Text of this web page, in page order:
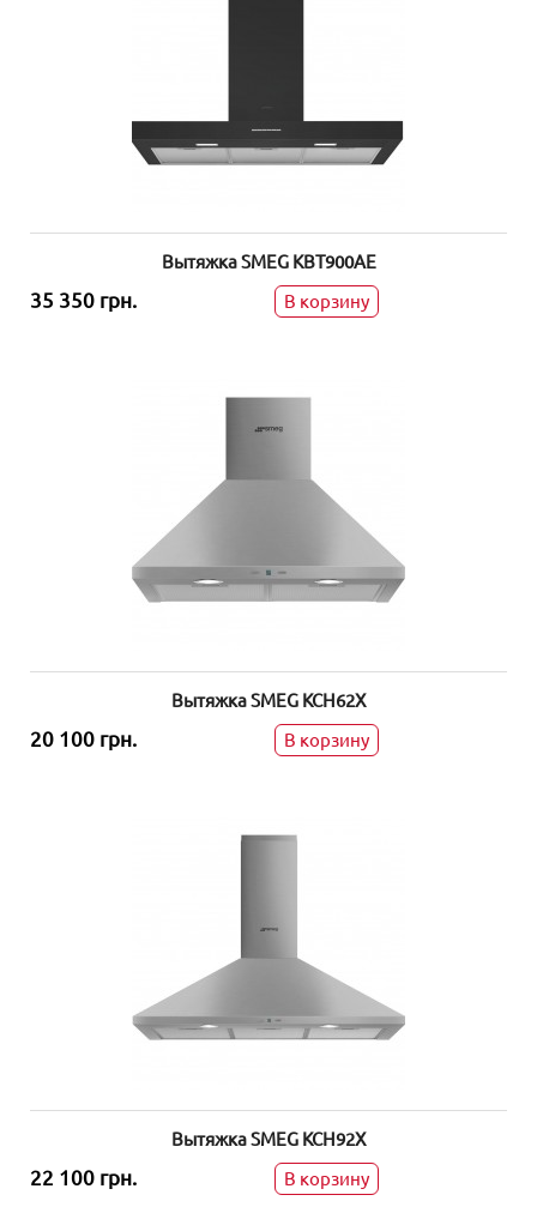
Вытяжка SMEG KBT900AE
35 350 грн. В корзину
Вытяжка SMEG KCH62X
20 100 грн. В корзину
Вытяжка SMEG KCH92X
22 100 грн. В корзину